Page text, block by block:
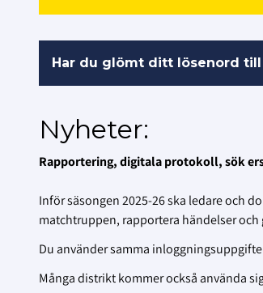
Har du glömt ditt lösenord till
Nyheter:
Rapportering, digitala protokoll, sök
Inför säsongen 2025-26 ska ledare och
matchtruppen, rapportera händelser
Du använder samma
Många distrikt kommer också använda